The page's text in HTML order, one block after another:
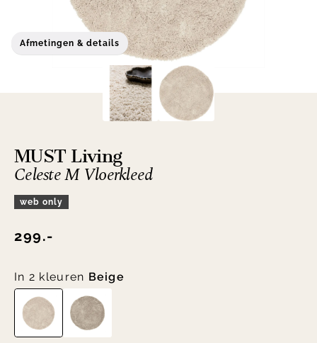
Afmetingen & details
MUST Living
Celeste M Vloerkleed
web only
299.-
In 2 kleuren Beige